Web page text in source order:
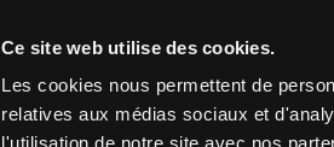
Ce site web utilise des cookies.
Les cookies nous permettent de
relatives aux médias sociaux et
l'utilisation de notre site avec nos